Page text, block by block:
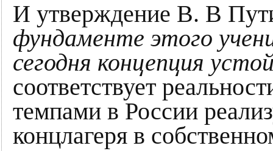
И утверждение В. В
фундаменте этого
сегодня концепция
соответствует
темпами в России
концлагеря в